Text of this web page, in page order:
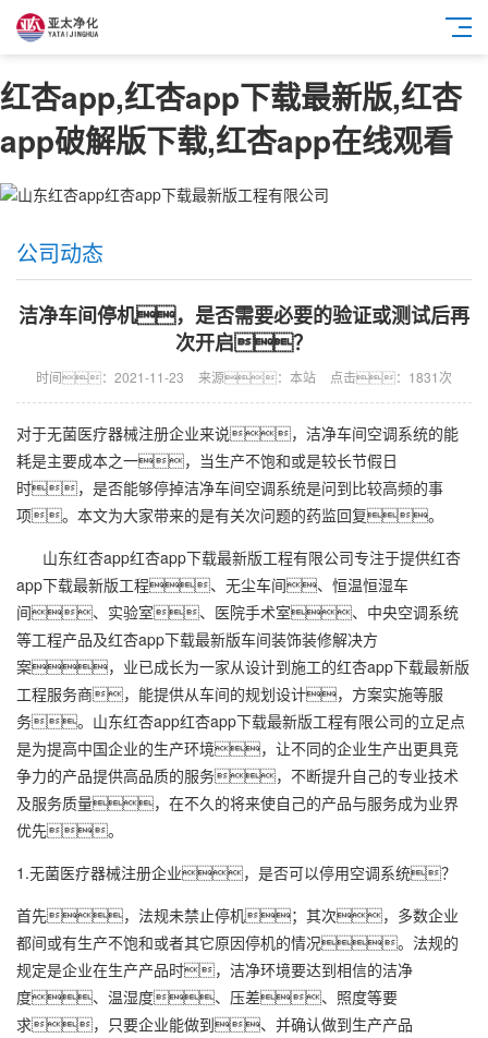
红杏app,红杏app下载最新版,红杏
app破解版下载,红杏app在线观看
公司动态
洁净车间停机，是否需要必要的验证或测试后再
次开启？
时间：2021-11-23 来源：本站 点击：1831次
对于无菌医疗器械注册企业来说，洁净车间空调系统的能
耗是主要成本之一，当生产不饱和或是较长节假日
时，是否能够停掉洁净车间空调系统是问到比较高频的事
项。本文为大家带来的是有关次问题的药监回复。
山东红杏app红杏app下载最新版工程有限公司专注于提供红杏
app下载最新版工程、无尘车间、恒温恒湿车
间、实验室、医院手术室、中央空调系统
等工程产品及红杏app下载最新版车间装饰装修解决方
案，业已成长为一家从设计到施工的红杏app下载最新版
工程服务商，能提供从车间的规划设计，方案实施等服
务。山东红杏app红杏app下载最新版工程有限公司的立足点
是为提高中国企业的生产环境，让不同的企业生产出更具竞
争力的产品提供高品质的服务，不断提升自己的专业技术
及服务质量，在不久的将来使自己的产品与服务成为业界
优先。
1.无菌医疗器械注册企业，是否可以停用空调系统？
首先，法规未禁止停机；其次，多数企业
都间或有生产不饱和或者其它原因停机的情况。法规的
规定是企业在生产产品时，洁净环境要达到相信的洁净
度、温湿度、压差、照度等要
求，只要企业能做到、并确认做到生产产品